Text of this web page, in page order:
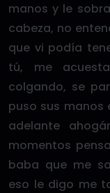
manos y le
cabeza, no
que vi podía
tú, me
colgando, se
puso sus manos
adelante
momentos
baba que me
eso le digo me